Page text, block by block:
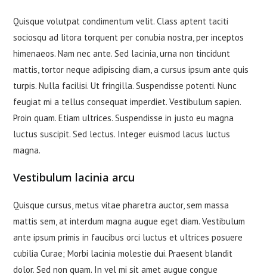
Quisque volutpat condimentum velit. Class aptent taciti
sociosqu ad litora torquent per conubia nostra, per inceptos
himenaeos. Nam nec ante. Sed lacinia, urna non tincidunt
mattis, tortor neque adipiscing diam, a cursus ipsum ante quis
turpis. Nulla facilisi. Ut fringilla. Suspendisse potenti. Nunc
feugiat mi a tellus consequat imperdiet. Vestibulum sapien.
Proin quam. Etiam ultrices. Suspendisse in justo eu magna
luctus suscipit. Sed lectus. Integer euismod lacus luctus
magna.
Vestibulum lacinia arcu
Quisque cursus, metus vitae pharetra auctor, sem massa
mattis sem, at interdum magna augue eget diam. Vestibulum
ante ipsum primis in faucibus orci luctus et ultrices posuere
cubilia Curae; Morbi lacinia molestie dui. Praesent blandit
dolor. Sed non quam. In vel mi sit amet augue congue